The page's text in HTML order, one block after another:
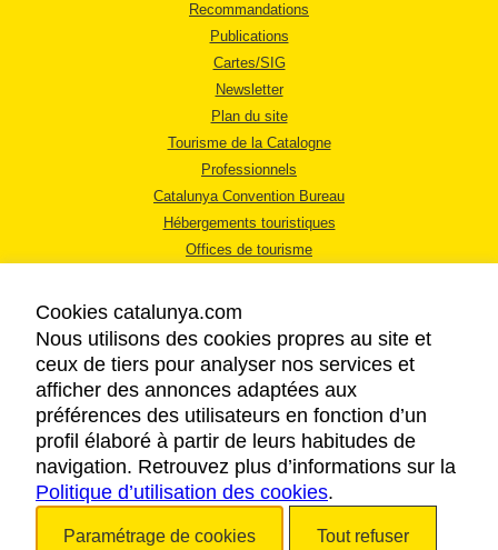
Recommandations
Publications
Cartes/SIG
Newsletter
Plan du site
Tourisme de la Catalogne
Professionnels
Catalunya Convention Bureau
Hébergements touristiques
Offices de tourisme
MENTIONS LÉGALES
RÈGLES DE CONFIDENTIALITÉ
COOKIES
ACCESSIBILITÉ
Cookies catalunya.com
Nous utilisons des cookies propres au site et
ceux de tiers pour analyser nos services et
afficher des annonces adaptées aux
préférences des utilisateurs en fonction d’un
profil élaboré à partir de leurs habitudes de
navigation. Retrouvez plus d’informations sur la
Politique d’utilisation des cookies.
Paramétrage de cookies Tout refuser